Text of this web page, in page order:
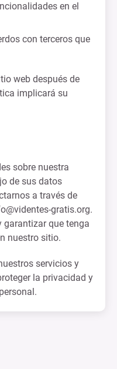
en el
con terceros que
web después de
implicará su
sobre nuestra
de sus datos
a través de
gratis.org.
garantizar que tenga
nuestro sitio.
servicios y
la privacidad y